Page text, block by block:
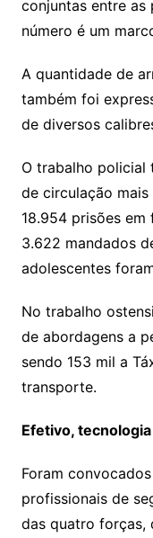
conjuntas entre as
número é um
A quantidade de
também foi
de diversos
O trabalho policial
de circulação
18.954 prisões
3.622 mandados
adolescentes
No trabalho
de abordagens a
sendo 153 mil a
transporte.
Efetivo,
Foram
profissionais de
das quatro forças,